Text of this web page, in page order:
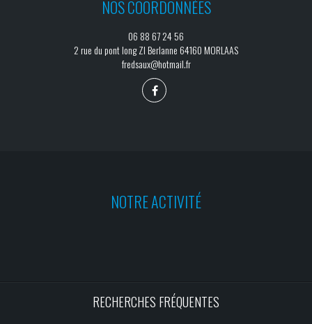
NOS COORDONNÉES
06 88 67 24 56
2 rue du pont long ZI Berlanne 64160 MORLAAS
fredsaux@hotmail.fr
NOTRE ACTIVITÉ
RECHERCHES FRÉQUENTES